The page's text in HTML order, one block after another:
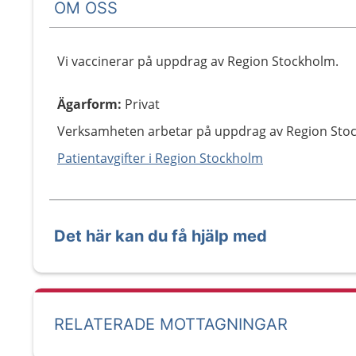
OM OSS
Vi vaccinerar på uppdrag av Region Stockholm.
Ägarform: Privat
Verksamheten arbetar på uppdrag av Region
Patientavgifter i Region Stockholm
Det här kan du få hjälp med
RELATERADE MOTTAGNINGAR